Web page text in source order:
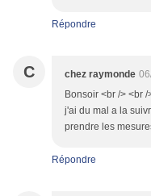
Répondre
C chez raymonde
Bonsoir <br /> <br
j'ai du mal a la
prendre les
Répondre